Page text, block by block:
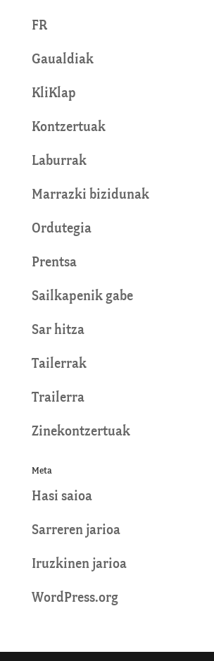
FR
Gaualdiak
KliKlap
Kontzertuak
Laburrak
Marrazki bizidunak
Ordutegia
Prentsa
Sailkapenik gabe
Sar hitza
Tailerrak
Trailerra
Zinekontzertuak
Meta
Hasi saioa
Sarreren jarioa
Iruzkinen jarioa
WordPress.org